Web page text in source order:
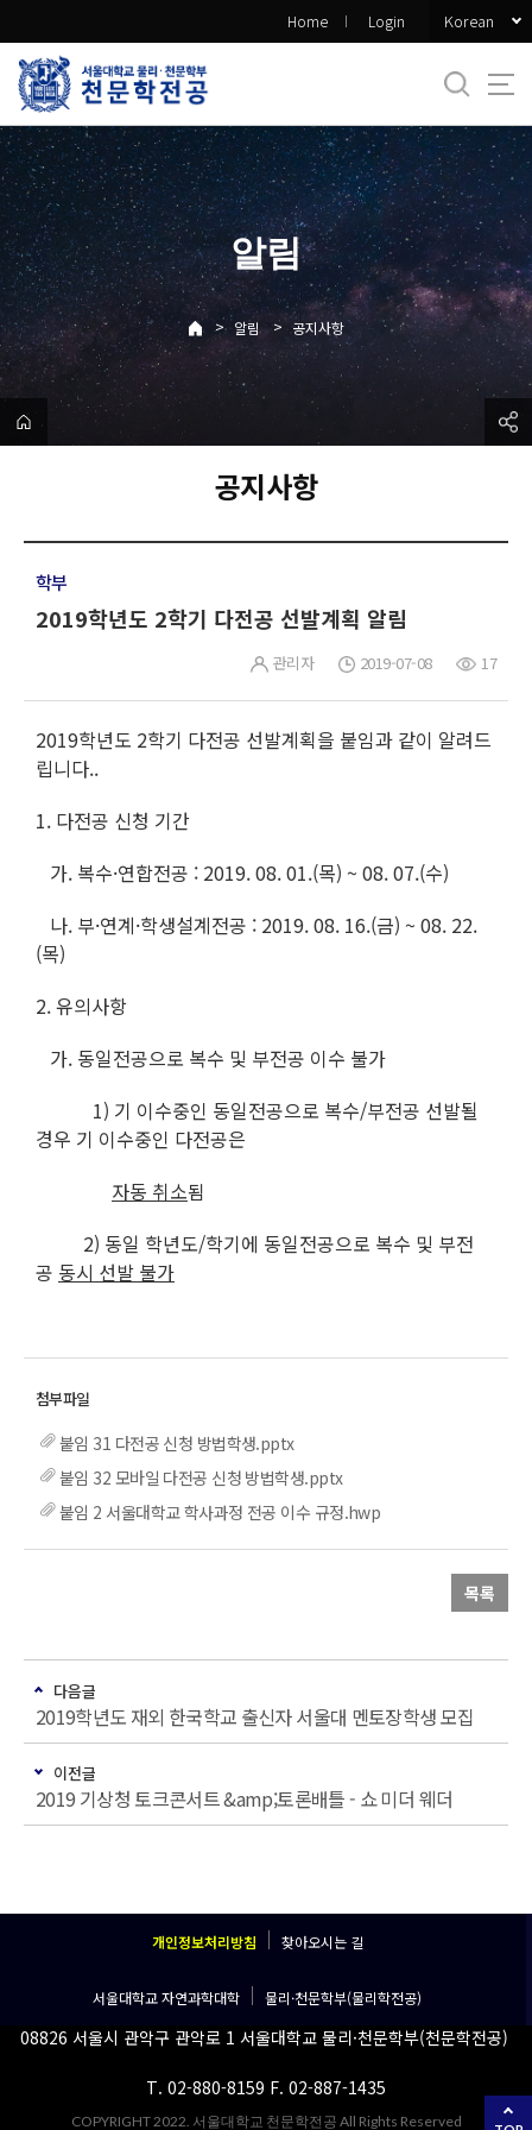
로
메
뉴
Home Login Korean
알림
> 알림 > 공지사항
공지사항
학부
2019학년도 2학기 다전공 선발계획 알림
관리자 2019-07-08 17
2019학년도 2학기 다전공 선발계획을 붙임과 같이 알려드
립니다..
1. 다전공 신청 기간
가. 복수·연합전공 : 2019. 08. 01.(목) ~ 08. 07.(수)
나. 부·연계·학생설계전공 : 2019. 08. 16.(금) ~ 08. 22.
(목)
2. 유의사항
가. 동일전공으로 복수 및 부전공 이수 불가
1) 기 이수중인 동일전공으로 복수/부전공 선발될
경우 기 이수중인 다전공은
자동 취소됨
2) 동일 학년도/학기에 동일전공으로 복수 및 부전
공 동시 선발 불가
붙임 31 다전공 신청 방법학생.pptx
붙임 32 모바일 다전공 신청 방법학생.pptx
붙임 2 서울대학교 학사과정 전공 이수 규정.hwp
목록
다음글
2019학년도 재외 한국학교 출신자 서울대 멘토장학생 모집
이전글
2019 기상청 토크콘서트 &amp;토론배틀 - 쇼 미더 웨더
개인정보처리방침 찾아오시는 길
서울대학교 자연과학대학 물리·천문학부(물리학전공)
08826 서울시 관악구 관악로 1 서울대학교 물리·천문학부(천문학전공)
T. 02-880-8159 F. 02-887-1435
COPYRIGHT 2022. 서울대학교 천문학전공 All Rights Reserved